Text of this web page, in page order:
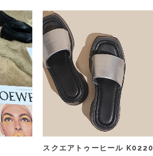
スクエアトゥーヒール K0220